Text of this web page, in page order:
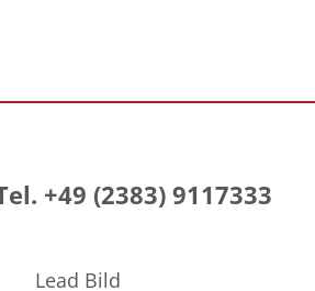
+49 (2383) 9117333